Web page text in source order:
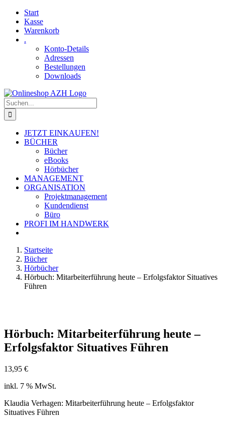
Skip
content
Facebook
YouTubeStart
Kasse
Warenkorb
.
Konto-Details
Adressen
Bestellungen
Downloads
Suche
nach:
JETZT EINKAUFEN!
BÜCHER
Bücher
eBooks
Hörbücher
MANAGEMENT
ORGANISATION
Projektmanagement
Kundendienst
Büro
PROFI IM HANDWERK
Startseite
Bücher
Hörbücher
Hörbuch: Mitarbeiterführung heute – Erfolgsfaktor Situatives
Führen
Hörbuch: Mitarbeiterführung heute –
Erfolgsfaktor Situatives Führen
13,95 €
inkl. 7 % MwSt.
Klaudia Verhagen: Mitarbeiterführung heute – Erfolgsfaktor
Situatives Führen